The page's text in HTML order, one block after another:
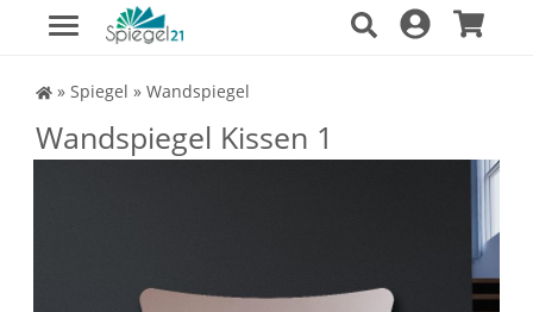
Spiegel Shop
» Spiegel » Wandspiegel
Wandspiegel Kissen 1